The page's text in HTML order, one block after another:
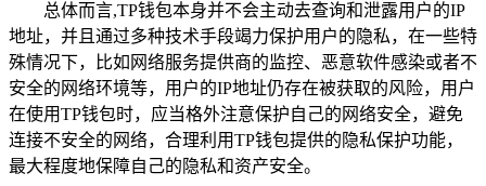
总体而言,TP钱包本身并不会主动去查询和泄露用户的IP
地址，并且通过多种技术手段竭力保护用户的隐私，在一些特
殊情况下，比如网络服务提供商的监控、恶意软件感染或者不
安全的网络环境等，用户的IP地址仍存在被获取的风险，用户
在使用TP钱包时，应当格外注意保护自己的网络安全，避免
连接不安全的网络，合理利用TP钱包提供的隐私保护功能，
最大程度地保障自己的隐私和资产安全。